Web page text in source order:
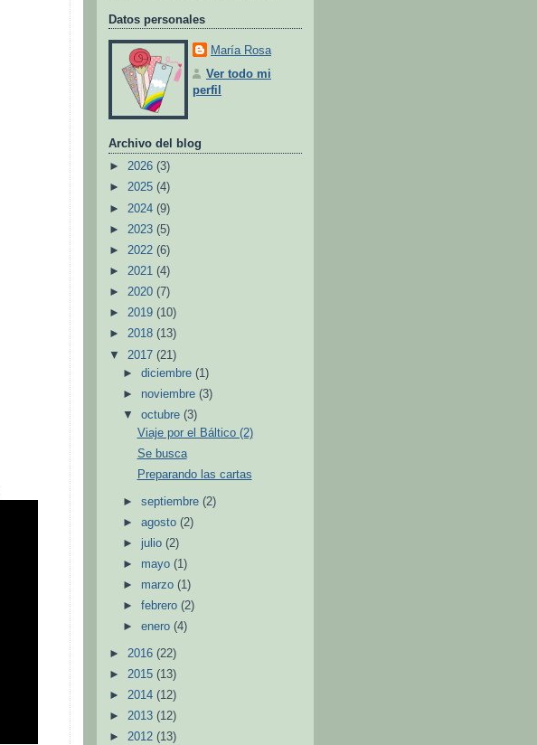
Datos personales
María Rosa
Ver todo mi
perfil
Archivo del blog
► 2026 (3)
► 2025 (4)
► 2024 (9)
► 2023 (5)
► 2022 (6)
► 2021 (4)
► 2020 (7)
► 2019 (10)
► 2018 (13)
▼ 2017 (21)
►diciembre(1)
► noviembre(3)
▼octubre(3)
Viaje por el Báltico (2)
Se busca
Preparando las cartas
►septiembre(2)
►agosto(2)
► julio(2)
► mayo(1)
► marzo(1)
►febrero(2)
►enero(4)
► 2016 (22)
► 2015 (13)
► 2014 (12)
► 2013 (12)
► 2012 (13)